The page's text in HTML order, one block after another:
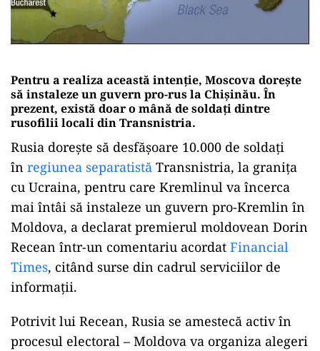
Pentru a realiza această intenție, Moscova dorește
să instaleze un guvern pro-rus la Chișinău. În
prezent, există doar o mână de soldați dintre
rusofilii locali din Transnistria.
Rusia dorește să desfășoare 10.000 de soldați
în regiunea separatistă Transnistria, la granița
cu Ucraina, pentru care Kremlinul va încerca
mai întâi să instaleze un guvern pro-Kremlin în
Moldova, a declarat premierul moldovean Dorin
Recean într-un comentariu acordat Financial
Times, citând surse din cadrul serviciilor de
informații.
Potrivit lui Recean, Rusia se amestecă activ în
procesul electoral – Moldova va organiza alegeri